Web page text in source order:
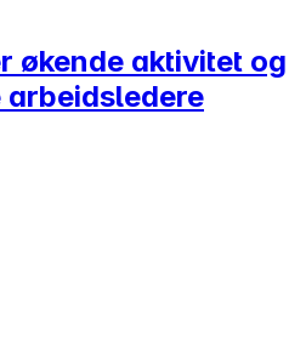
økende aktivitet og
arbeidsledere